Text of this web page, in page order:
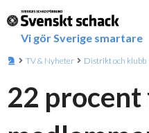
Vi gör Sverige smartare
TV & Nyheter Distrikt och klubb
22